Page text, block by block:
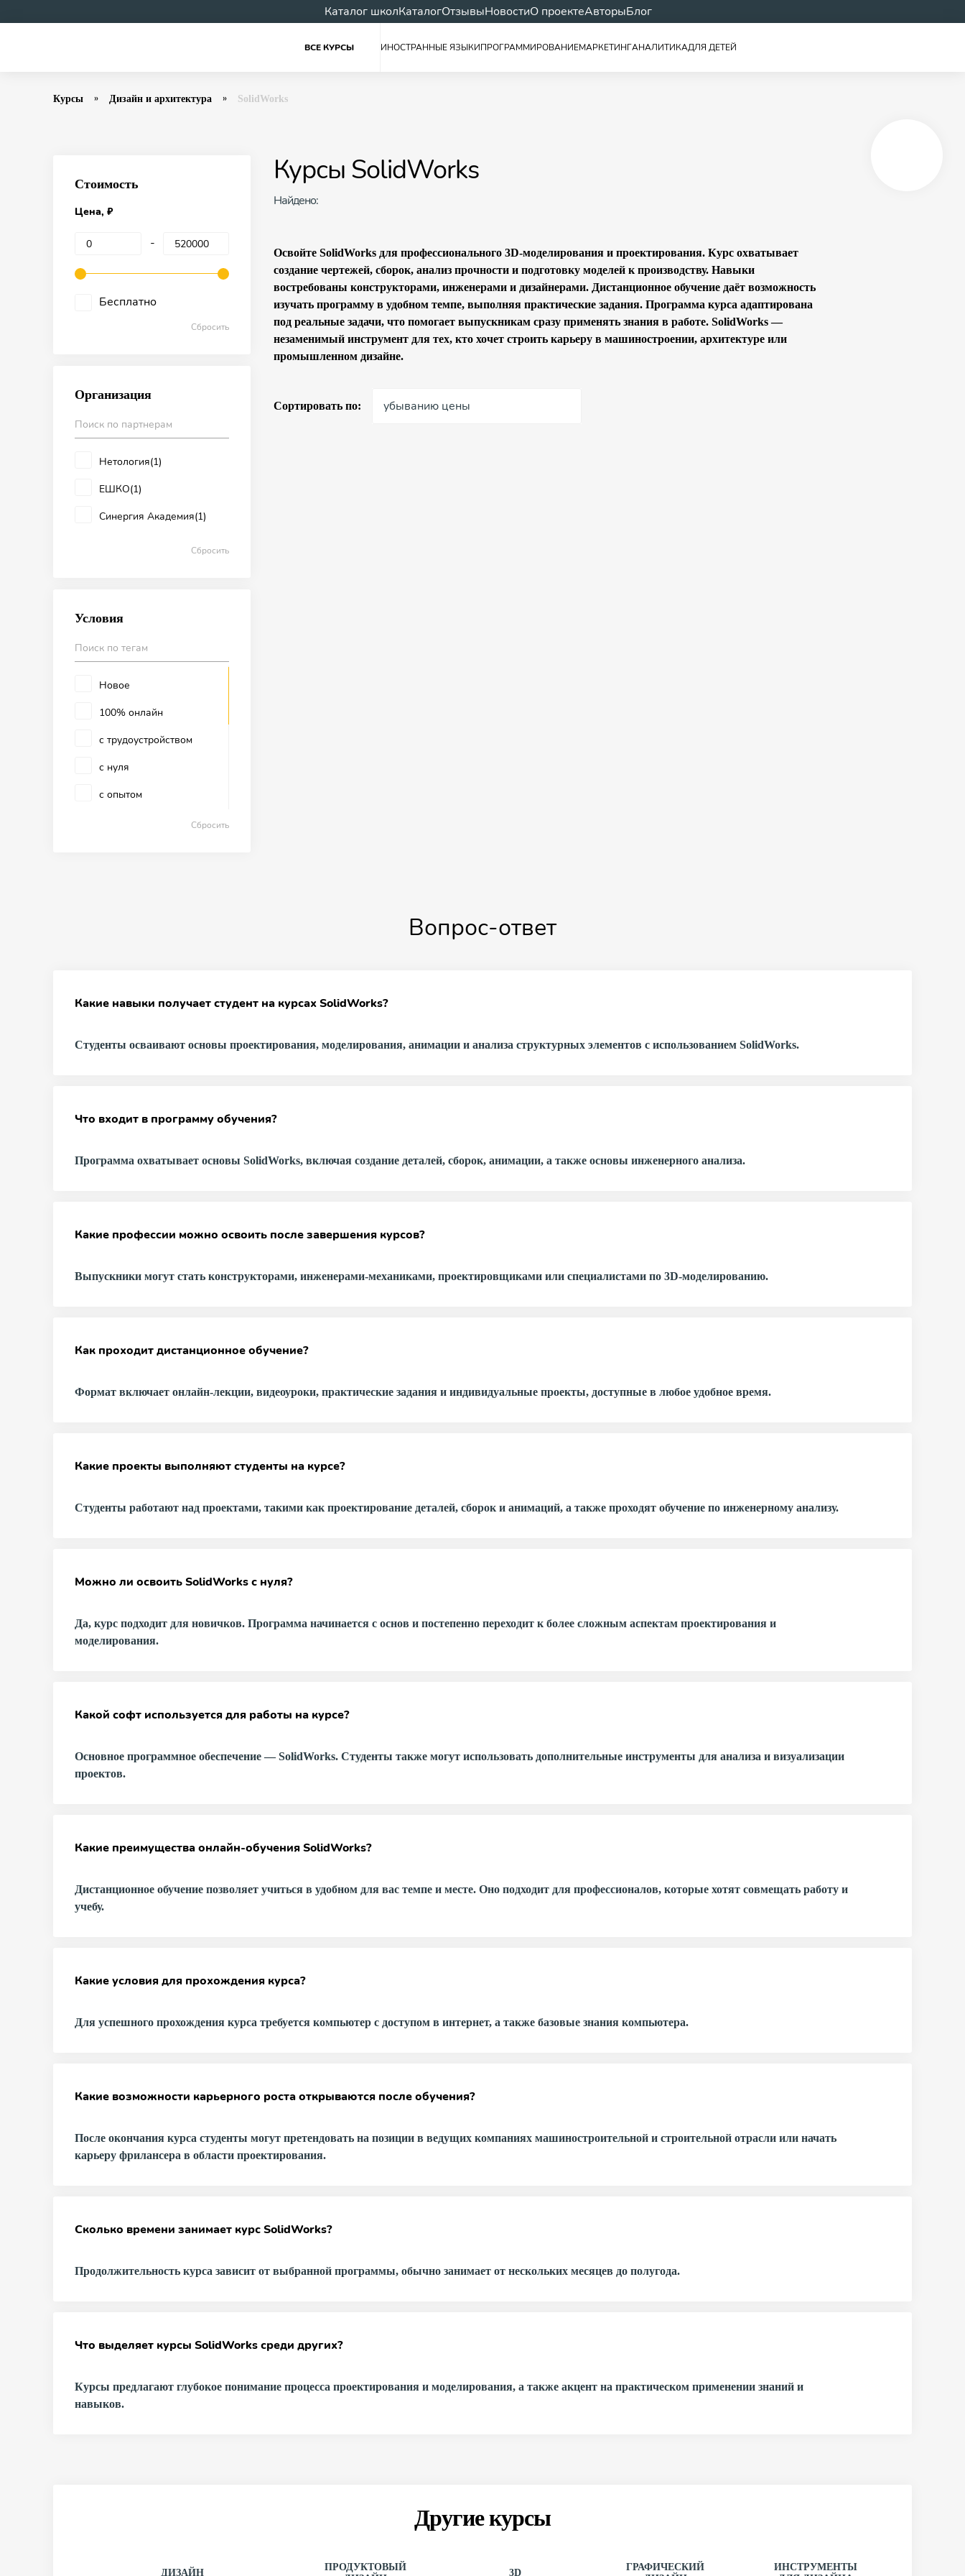
Каталог школКаталогОтзывыНовостиО проектеАвторыБлог
ВСЕ КУРСЫ ИНОСТРАННЫЕ ЯЗЫКИПРОГРАММИРОВАНИЕМАРКЕТИНГАНАЛИТИКАДЛЯ ДЕТЕЙ
Курсы Дизайн и архитектура SolidWorks
Стоимость
Цена, ₽
Бесплатно
Сбросить
Организация
Нетология(1)
ЕШКО(1)
Синергия Академия(1)
Сбросить
Условия
Новое
100% онлайн
с трудоустройством
с нуля
с опытом
Сбросить
Курсы SolidWorks
Найдено:
Освойте SolidWorks для профессионального 3D-моделирования и проектирования. Курс охватывает
создание чертежей, сборок, анализ прочности и подготовку моделей к производству. Навыки
востребованы конструкторами, инженерами и дизайнерами. Дистанционное обучение даёт возможность
изучать программу в удобном темпе, выполняя практические задания. Программа курса адаптирована
под реальные задачи, что помогает выпускникам сразу применять знания в работе. SolidWorks —
незаменимый инструмент для тех, кто хочет строить карьеру в машиностроении, архитектуре или
промышленном дизайне.
Сортировать по: убыванию цены
Вопрос-ответ
Какие навыки получает студент на курсах SolidWorks?
Студенты осваивают основы проектирования, моделирования, анимации и анализа структурных элементов с использованием SolidWorks.
Что входит в программу обучения?
Программа охватывает основы SolidWorks, включая создание деталей, сборок, анимации, а также основы инженерного анализа.
Какие профессии можно освоить после завершения курсов?
Выпускники могут стать конструкторами, инженерами-механиками, проектировщиками или специалистами по 3D-моделированию.
Как проходит дистанционное обучение?
Формат включает онлайн-лекции, видеоуроки, практические задания и индивидуальные проекты, доступные в любое удобное время.
Какие проекты выполняют студенты на курсе?
Студенты работают над проектами, такими как проектирование деталей, сборок и анимаций, а также проходят обучение по инженерному анализу.
Можно ли освоить SolidWorks с нуля?
Да, курс подходит для новичков. Программа начинается с основ и постепенно переходит к более сложным аспектам проектирования и
моделирования.
Какой софт используется для работы на курсе?
Основное программное обеспечение — SolidWorks. Студенты также могут использовать дополнительные инструменты для анализа и визуализации
проектов.
Какие преимущества онлайн-обучения SolidWorks?
Дистанционное обучение позволяет учиться в удобном для вас темпе и месте. Оно подходит для профессионалов, которые хотят совмещать работу и
учебу.
Какие условия для прохождения курса?
Для успешного прохождения курса требуется компьютер с доступом в интернет, а также базовые знания компьютера.
Какие возможности карьерного роста открываются после обучения?
После окончания курса студенты могут претендовать на позиции в ведущих компаниях машиностроительной и строительной отрасли или начать
карьеру фрилансера в области проектирования.
Сколько времени занимает курс SolidWorks?
Продолжительность курса зависит от выбранной программы, обычно занимает от нескольких месяцев до полугода.
Что выделяет курсы SolidWorks среди других?
Курсы предлагают глубокое понимание процесса проектирования и моделирования, а также акцент на практическом применении знаний и
навыков.
Другие курсы
ДИЗАЙН
ПРОДУКТОВЫЙ
3D
ГРАФИЧЕСКИЙ
ИНСТРУМЕНТЫ